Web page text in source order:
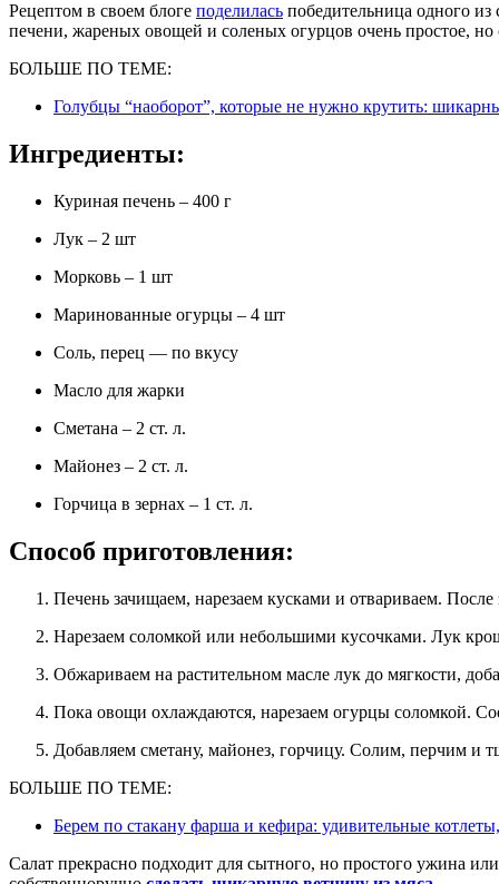
Рецептом в своем блоге поделилась победительница одного
печени, жареных овощей и соленых огурцов очень простое, но
БОЛЬШЕ ПО ТЕМЕ:
Голубцы “наоборот”, которые не нужно крутить:
Ингредиенты:
Куриная печень – 400 г
Лук – 2 шт
Морковь – 1 шт
Маринованные огурцы – 4 шт
Соль, перец — по вкусу
Масло для жарки
Сметана – 2 ст. л.
Майонез – 2 ст. л.
Горчица в зернах – 1 ст. л.
Способ приготовления:
Печень зачищаем, нарезаем кусками и отвариваем.
Нарезаем соломкой или небольшими кусочками. Лук
Обжариваем на растительном масле лук до мягкости,
Пока овощи охлаждаются, нарезаем огурцы соломкой.
Добавляем сметану, майонез, горчицу. Солим, перчим и
БОЛЬШЕ ПО ТЕМЕ:
Берем по стакану фарша и кефира: удивительные
Салат прекрасно подходит для сытного, но простого ужина